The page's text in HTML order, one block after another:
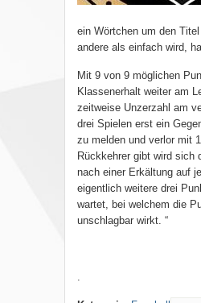
ein Wörtchen um den
andere als einfach wird,
Mit 9 von 9 möglichen
Klassenerhalt weiter am
zeitweise Unzerzahl am
drei Spielen erst ein
zu melden und verlor mit
Rückkehrer gibt wird sich
nach einer Erkältung auf
eigentlich weitere drei
wartet, bei welchem die
unschlagbar wirkt. “
.